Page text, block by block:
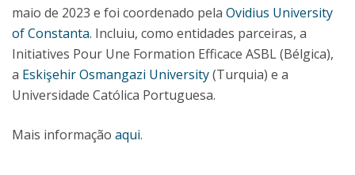
maio de 2023 e foi coordenado pela Ovidius University
of Constanta. Incluiu, como entidades parceiras, a
Initiatives Pour Une Formation Efficace ASBL (Bélgica),
a Eskişehir Osmangazi University(Turquia) e a
Universidade Católica Portuguesa.
Mais informação aqui.